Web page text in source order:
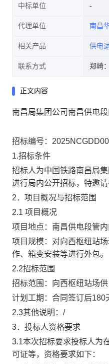
中标单位
代理单位 南昌
相关产品 供电
联系方式 郑崎
正文内容
南昌局集团公司南昌供电
招标编号：
1.招标条件
招标人为中国铁路南昌局
进行局内公开招标，特邀
2．项目概况与招标范围
2.1 项目概况
项目地点： 南昌供电段管
项目规模：对向西枢纽站
作、箱变安装等进行外包。
2.2招标范围
招标范围：向西枢纽站场
计划工期： 合同签订后180
2.3其他说明： /
3．投标人资格要求
3.1本次招标要求投标人为
可证等，资格要求如下：